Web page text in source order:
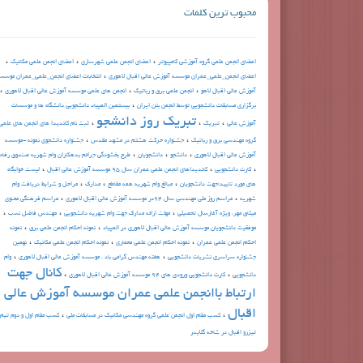
محبوب ترین کلمات
اعضای انجمن علمی گروه آموزشی کامپیوتر ، اعضای انجمن علمی شهرسازی ، اعضای انجمن علمی مکانیک ،
اعضای انجمن_علمی_عمران موسسه آموزش عالی اقبال لاهوری ، انتخابات اعضای انجمن_علمی_عمران
آموزش عالی اقبال لاهو ، انجمن علمی برق و رباتیک ، انجمن های علمی موسسه آموزش عالی اقبال لاهوری ،
برگزاری مسابقات دانشجویی توسط انجمن بتن ایران ، بیستمین المپیاد دانشجویی دانشگاه ها و موسسات
آموزش عالی ، تبريك ، تبریک روز دانشجو ، ثبت نام کاندیدا های انجمن های علمی
گروه مهندسی برق و رباتیک ، جشنواره حرکت هشتم در مشهد مقدس ، جشنواره دانشجوی نمونه -موسسه
آموزش عالی اقبال لاهوری ، دانشجو ، دانشجویان ، طرح بخشودگي جرائم بدهكاران وام شهريه صندوق رفاه
، كارت دانشجويي ، كانديداهاي انجمن علمي عمران سال 95 موسسه آموزش عالي اقبال ، لیست خوابگاه
های مورد تایید؛جهت دانشجویان ، مبالغ وام شهریه همه مقاطع ، مدارک ، مراحل و شرایط دریافت وام
شهریه ، مراسم روز ملی مهندسی سال 94در موسسه آموزش عالی اقبال لاهوری ، مراسم فرهنگي معنوي
ميثاق مهر، ويژه آغازسال تحصيلي ، مهلت ارائه مدارک جهت وام شهریه دانشجویی ، مهندس فاضل نسب ،
موفقيت دانشجويان موسسه آموزش عالي اقبال لاهوري در المپياد ، نمونه احکام انجمن علمی برق ، نمونه
احکام انجمن علمی عمران ، نمونه احکام انجمن علمی معماری ، نمونه احکام انجمن علمی مکانیک ، نهمين
جشنواره سراسري نشريات دانشجويي ، هفته مهندس گرامی باد . موسسه آموزش عالی اقبال لاهوری ، وام
دانشجویی ، کارت دانشجویی ورودی های 94 موسسه آموزش عالی اقبال لاهوری ، کانال جهت
ارتباط باانجمن علمی عمران موسسه آموزش عالی
اقبال ، کسب مقام اول انجمن علمي گروه مهندسي مكانيك در مسابقات ملي ، کسب مقام اول و دوم تیم
تیزرو اقبال در شاخه گلایدر